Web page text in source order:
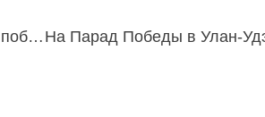
В Улан-Удэ депутаты Горсовета наградили победителей онлайн-конкурса